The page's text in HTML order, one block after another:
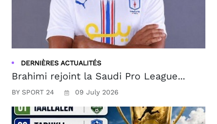
DERNIÈRES ACTUALITÉS
Brahimi rejoint la Saudi Pro League...
BY SPORT 24 09 July 2026